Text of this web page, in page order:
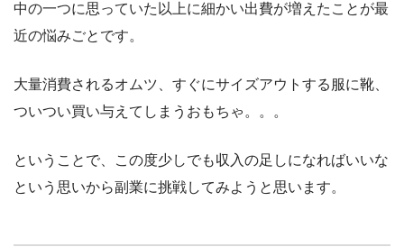
中の一つに思っていた以上に細かい出費が増えたことが最
近の悩みごとです。
大量消費されるオムツ、すぐにサイズアウトする服に靴、
ついつい買い与えてしまうおもちゃ。。。
ということで、この度少しでも収入の足しになればいいな
という思いから副業に挑戦してみようと思います。